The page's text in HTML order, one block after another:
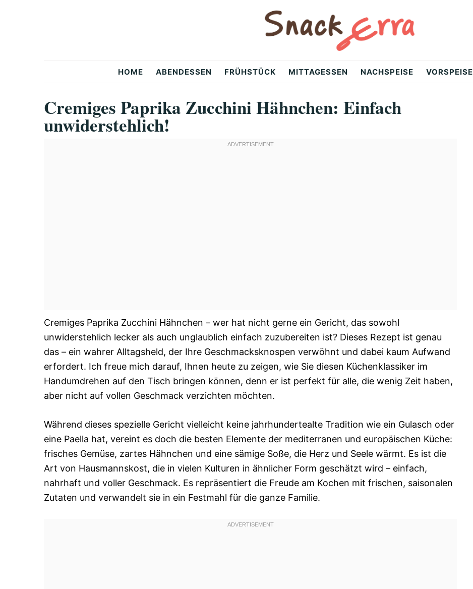
Snackerra
HOME ABENDESSEN FRÜHSTÜCK MITTAGESSEN NACHSPEISE VORSPEISE
Cremiges Paprika Zucchini Hähnchen: Einfach
unwiderstehlich!
Cremiges Paprika Zucchini Hähnchen – wer hat nicht gerne ein Gericht, das sowohl
unwiderstehlich lecker als auch unglaublich einfach zuzubereiten ist? Dieses Rezept ist genau
das – ein wahrer Alltagsheld, der Ihre Geschmacksknospen verwöhnt und dabei kaum Aufwand
erfordert. Ich freue mich darauf, Ihnen heute zu zeigen, wie Sie diesen Küchenklassiker im
Handumdrehen auf den Tisch bringen können, denn er ist perfekt für alle, die wenig Zeit haben,
aber nicht auf vollen Geschmack verzichten möchten.
Während dieses spezielle Gericht vielleicht keine jahrhundertealte Tradition wie ein Gulasch oder
eine Paella hat, vereint es doch die besten Elemente der mediterranen und europäischen Küche:
frisches Gemüse, zartes Hähnchen und eine sämige Soße, die Herz und Seele wärmt. Es ist die
Art von Hausmannskost, die in vielen Kulturen in ähnlicher Form geschätzt wird – einfach,
nahrhaft und voller Geschmack. Es repräsentiert die Freude am Kochen mit frischen, saisonalen
Zutaten und verwandelt sie in ein Festmahl für die ganze Familie.